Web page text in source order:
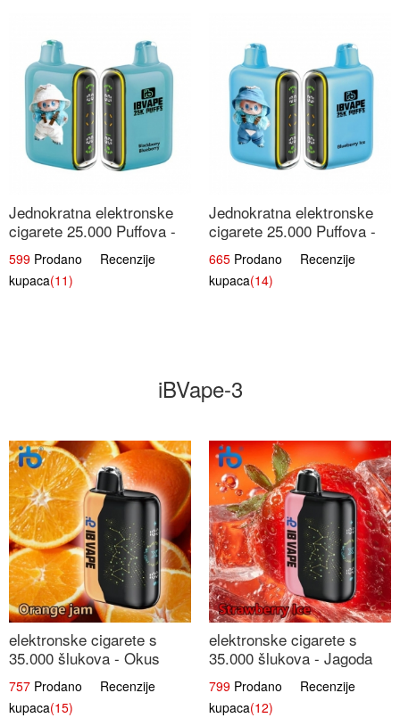
Jednokratna elektronske
cigarete 25.000 Puffova -
Kupina & Borovnica |
Šumska Voćna Mješavina
599 Prodano Recenzije
kupaca(11)
Jednokratna elektronske
cigarete 25.000 Puffova -
Jagodni Sladoled |
Kremasta Slatka Okus
665 Prodano Recenzije
kupaca(14)
iBVape-3
elektronske cigarete s
35.000 šlukova - Okus
Narančinog Džema |
Dugotrajno Iskustvo
757 Prodano Recenzije
kupaca(15)
elektronske cigarete s
35.000 šlukova - Jagoda
Led | Ohladivši i
Osježavajući Okus
799 Prodano Recenzije
kupaca(12)